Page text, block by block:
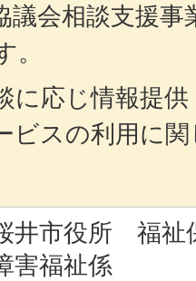
議会相談支援
に応じ情報提
ビスの利用に
井市役所 福
害福祉係